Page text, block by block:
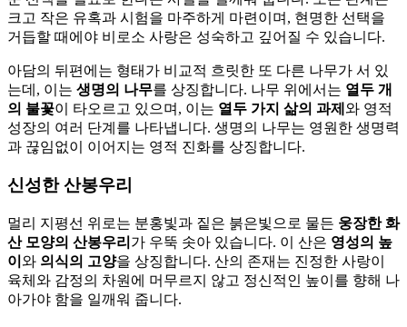
크고 작은 유혹과 시험을 마주하게 마련이며, 현명한 선택을
거듭할 때에야 비로소 사랑은 성숙하고 깊어질 수 있습니다.
아담의 뒤편에는 형태가 비교적 흐릿한 또 다른 나무가 서 있
는데, 이는 생명의 나무를 상징합니다. 나무 위에서는 열두 개
의 불꽃이 타오르고 있으며, 이는 열두 가지 삶의 과제 와 영적
성장의 여러 단계를 나타냅니다. 생명의 나무는 영원한 생명력
과 끊임없이 이어지는 영적 진화를 상징합니다.
신성한 산봉우리
멀리 지평선 위로는 분홍빛과 짙은 붉은빛으로 물든 웅장한 화
산 모양의 산봉우리 가 우뚝 솟아 있습니다. 이 산은 영성의 높
이 와 의식의 고양을 상징합니다. 산의 존재는 진정한 사랑이
육체와 감정의 차원에 머무르지 않고 정신적인 높이를 향해 나
아가야 함을 일깨워 줍니다.